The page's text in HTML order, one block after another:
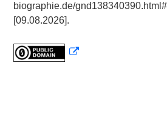
biographie.de/
[09.08.2026].